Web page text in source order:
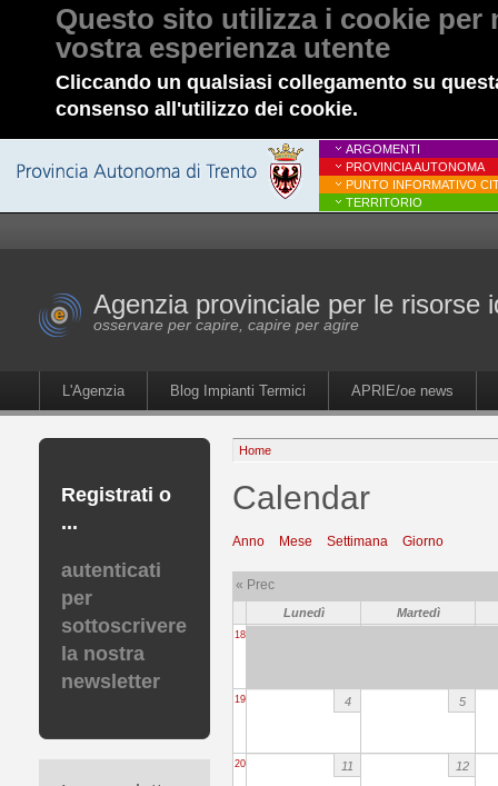
Questo sito utilizza i cookie per
vostra esperienza utente
Cliccando un qualsiasi collegamento su
consenso all'utilizzo dei cookie.
ARGOMENTI
PROVINCIA AUTONOMA
PUNTO INFORMATIVO
TERRITORIO
Agenzia provinciale per le risorse
osservare per capire, capire per agire
L'Agenzia Blog Impianti Termici APRIE/oe news
Registrati o
...
autenticati
per
sottoscrivere
la nostra
newsletter
Home
Calendar
Anno Mese Settimana Giorno
« Prec
Lunedì Martedì
18
19 4 5
20 11 12